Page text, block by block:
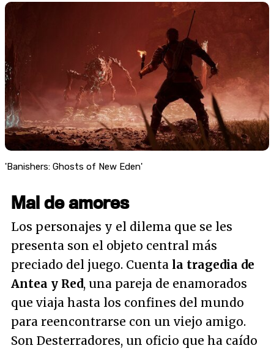
'Banishers: Ghosts of New Eden'
Mal de amores
Los personajes y el dilema que se les
presenta son el objeto central más
preciado del juego. Cuenta la tragedia de
Antea y Red, una pareja de enamorados
que viaja hasta los confines del mundo
para reencontrarse con un viejo amigo.
Son Desterradores, un oficio que ha caído